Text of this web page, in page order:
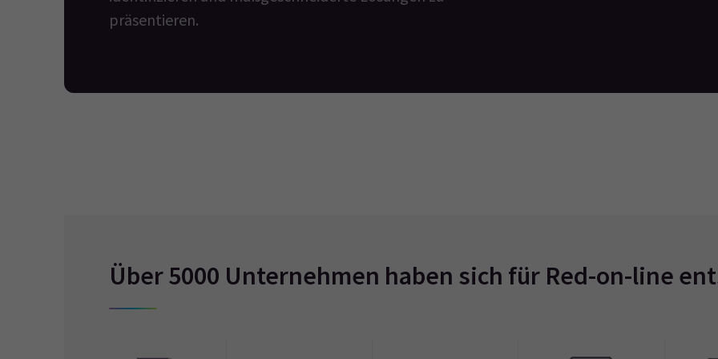
präsentieren.
Über 5000 Unternehmen haben sich für Red-on-line